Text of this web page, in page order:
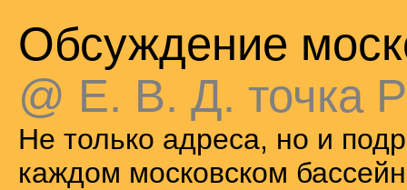
Обсуждение
@ Е. В. Д. точка
Не только адреса, но и
каждом московском